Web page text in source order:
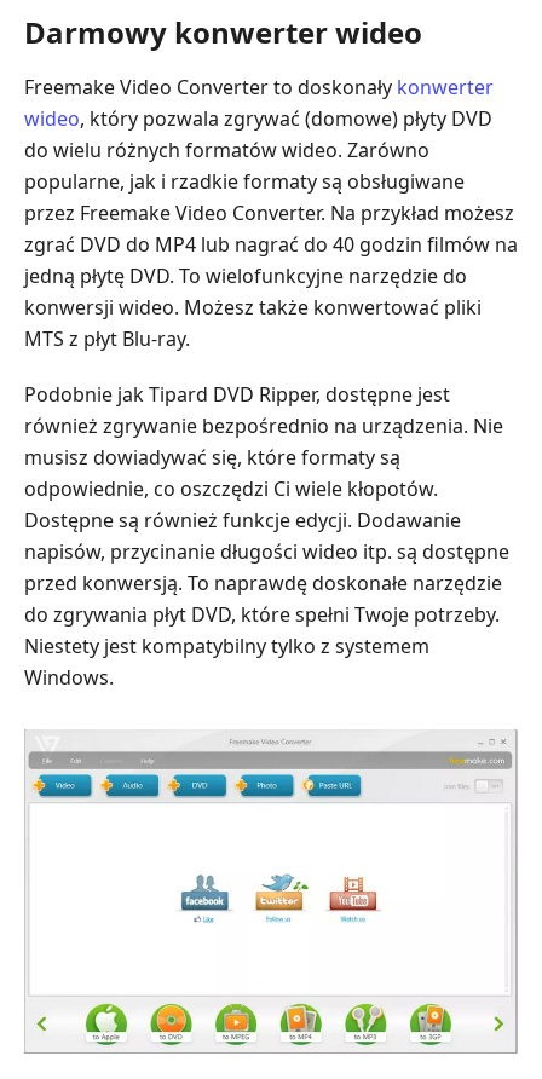
Darmowy konwerter wideo
Freemake Video Converter to doskonały konwerter
wideo, który pozwala zgrywać (domowe) płyty DVD
do wielu różnych formatów wideo. Zarówno
popularne, jak i rzadkie formaty są obsługiwane
przez Freemake Video Converter. Na przykład możesz
zgrać DVD do MP4 lub nagrać do 40 godzin filmów na
jedną płytę DVD. To wielofunkcyjne narzędzie do
konwersji wideo. Możesz także konwertować pliki
MTS z płyt Blu-ray.
Podobnie jak Tipard DVD Ripper, dostępne jest
również zgrywanie bezpośrednio na urządzenia. Nie
musisz dowiadywać się, które formaty są
odpowiednie, co oszczędzi Ci wiele kłopotów.
Dostępne są również funkcje edycji. Dodawanie
napisów, przycinanie długości wideo itp. są dostępne
przed konwersją. To naprawdę doskonałe narzędzie
do zgrywania płyt DVD, które spełni Twoje potrzeby.
Niestety jest kompatybilny tylko z systemem
Windows.